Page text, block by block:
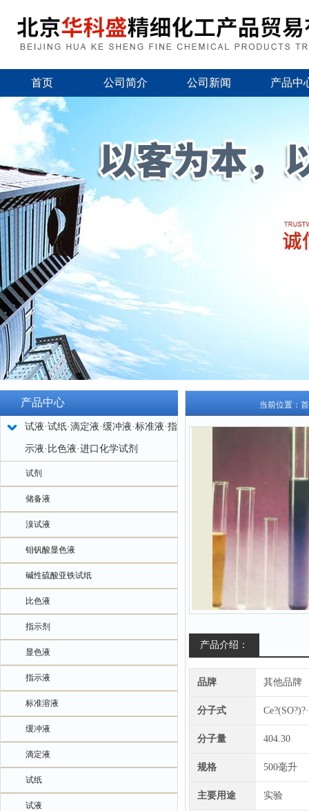
首页 公司简介 公司新闻 产品中
产品中心
试液·试纸·滴定液·缓冲液·标准液·指
示液·比色液·进口化学试剂
试剂
储备液
溴试液
钼钒酸显色液
碱性硫酸亚铁试纸
比色液
指示剂
显色液
指示液
标准溶液
缓冲液
滴定液
试纸
试液
当前位置：
产品介绍：
品牌 其他品牌
分子式
分子量 404.30
规格 500毫升
主要用途 实验